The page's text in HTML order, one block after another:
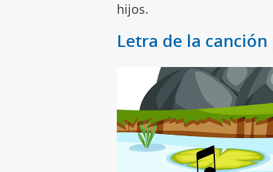
hijos.
Letra de la